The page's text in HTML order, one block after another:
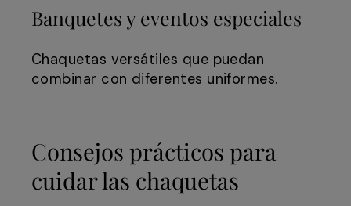
Banquetes y eventos especiales
Chaquetas versátiles que puedan
combinar con diferentes uniformes.
Consejos prácticos para
cuidar las chaquetas